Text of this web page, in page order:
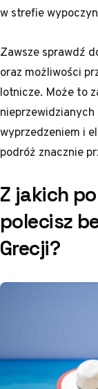
w strefie
Zawsze sprawdź
oraz możliwości
lotnicze. Może to
wyprzedzeniem i
podróż znacznie
Z jakich
polecisz
Grecji?